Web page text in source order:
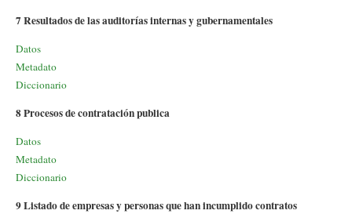
7 Resultados de las auditorías internas y gubernamentales
Datos
Metadato
Diccionario
8 Procesos de contratación publica
Datos
Metadato
Diccionario
9 Listado de empresas y personas que han incumplido contratos